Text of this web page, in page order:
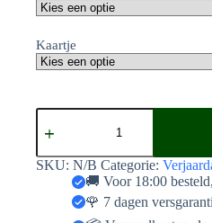
Kaartje
Veldboeket
verjaardag
SKU: N/B Categorie:
🚚 Voor 18:00
🌹 7 dagen